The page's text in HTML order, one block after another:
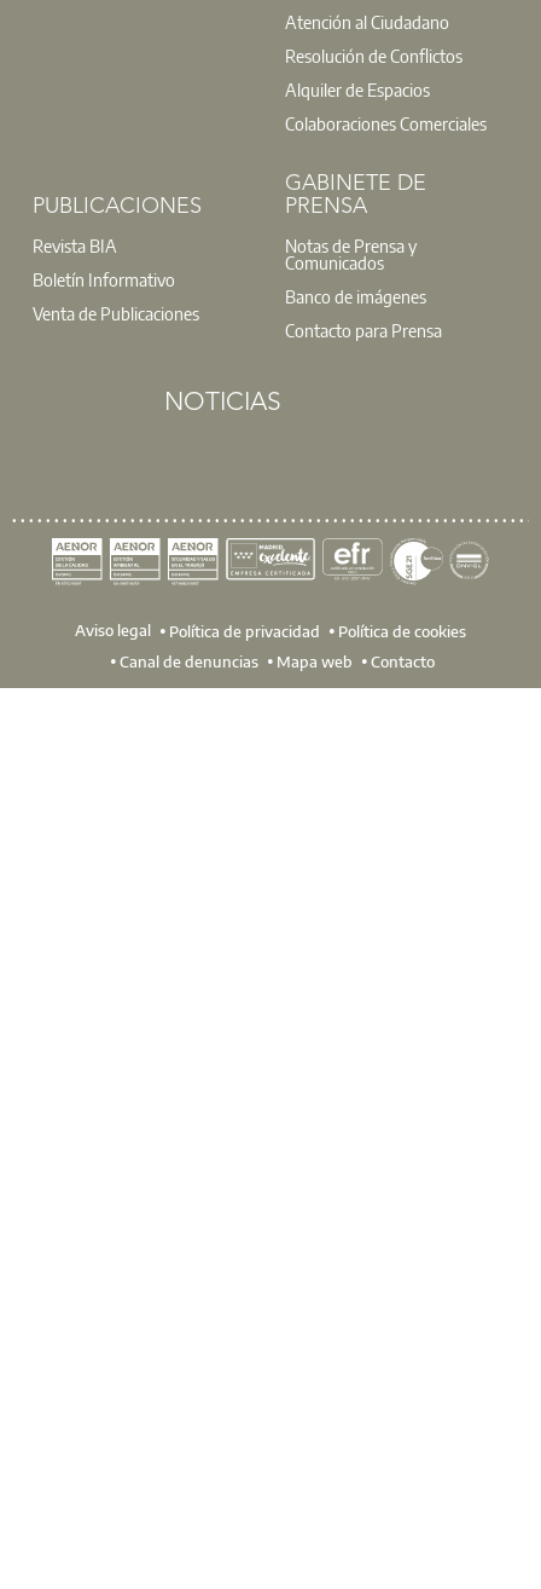
Atención al Ciudadano
Resolución de Conflictos
Alquiler de Espacios
Colaboraciones Comerciales
PUBLICACIONES
Revista BIA
Boletín Informativo
Venta de Publicaciones
GABINETE DE
PRENSA
Notas de Prensa y
Comunicados
Banco de imágenes
Contacto para Prensa
NOTICIAS
Aviso legal Política de privacidad
Política de cookies
Canal de denuncias
Mapa web Contacto